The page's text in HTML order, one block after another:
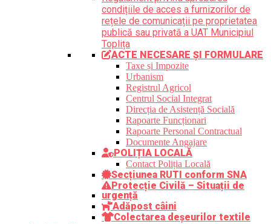
condițiile de acces a furnizorilor de
rețele de comunicații pe proprietatea
publică sau privată a UAT Municipiul
Toplița
ACTE NECESARE ȘI FORMULARE
Taxe și Impozite
Urbanism
Registrul Agricol
Centrul Social Integrat
Direcția de Asistență Socială
Rapoarte Funcționari
Rapoarte Personal Contractual
Documente Angajare
POLIȚIA LOCALĂ
Contact Poliția Locală
Secțiunea RUTI conform SNA
Protecție Civilă – Situații de
urgență
Adăpost câini
Colectarea deșeurilor textile